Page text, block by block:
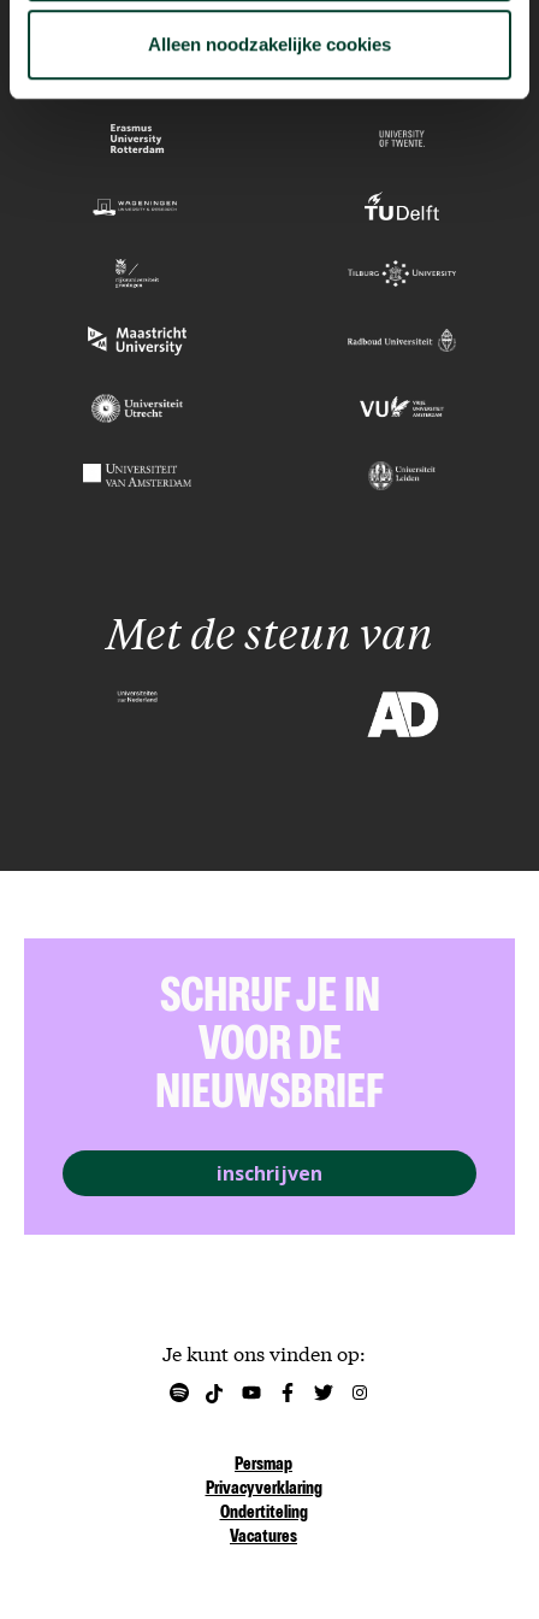
Alleen noodzakelijke cookies
Met de steun van
Je kunt ons vinden op:
Persmap
Privacyverklaring
Ondertiteling
Vacatures
SCHRIJF JE IN
VOOR DE
NIEUWSBRIEF
inschrijven